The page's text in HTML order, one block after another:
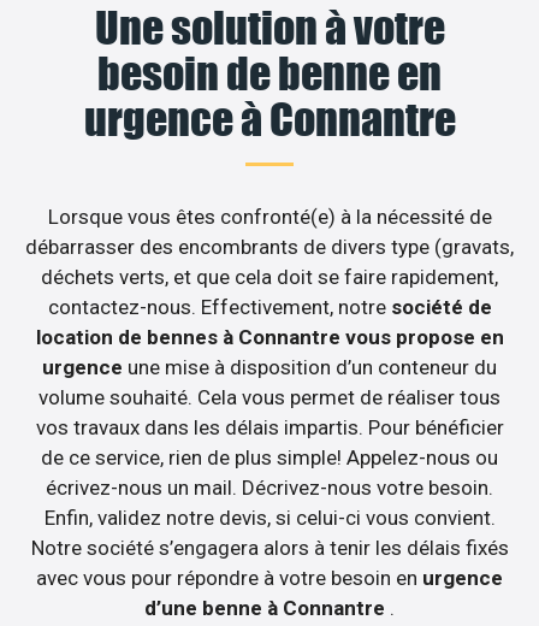
Une solution à votre
besoin de benne en
urgence à Connantre
Lorsque vous êtes confronté(e) à la nécessité de
débarrasser des encombrants de divers type (gravats,
déchets verts, et que cela doit se faire rapidement,
contactez-nous. Effectivement, notre société de
location de bennes à Connantre vous propose en
urgence une mise à disposition d’un conteneur du
volume souhaité. Cela vous permet de réaliser tous
vos travaux dans les délais impartis. Pour bénéficier
de ce service, rien de plus simple! Appelez-nous ou
écrivez-nous un mail. Décrivez-nous votre besoin.
Enfin, validez notre devis, si celui-ci vous convient.
Notre société s’engagera alors à tenir les délais fixés
avec vous pour répondre à votre besoin en urgence
d’une benne à Connantre .